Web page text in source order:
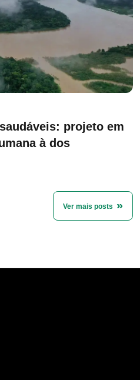
projeto em
à dos
Ver mais posts